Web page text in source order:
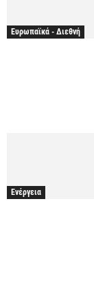
Ευρωπαϊκά - Διεθνή
Ενέργεια